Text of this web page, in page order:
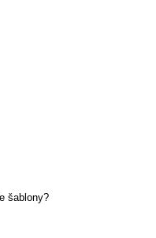
šablony?